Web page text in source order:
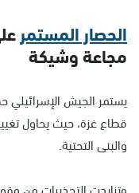
الحصار المستمر
مجاعة وشيكة
قطاع غزة، حيث يحاول
والبنى التحتية.